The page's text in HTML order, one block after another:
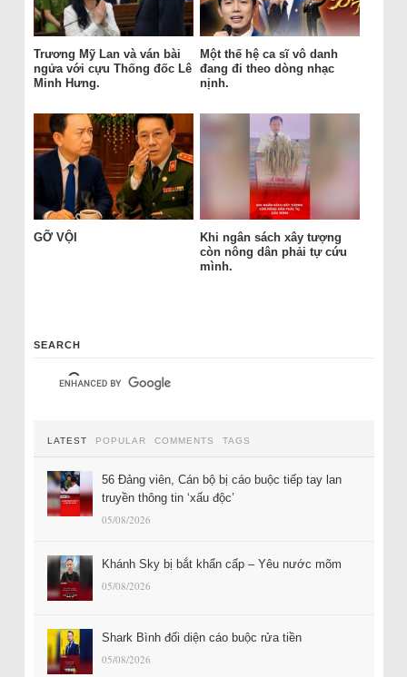
Trương Mỹ Lan và ván bài
ngửa với cựu Thống đốc Lê
Minh Hưng.
Một thế hệ ca sĩ vô danh
đang đi theo dòng nhạc
nịnh.
GỠ VỘI
Khi ngân sách xây tượng
còn nông dân phải tự cứu
mình.
SEARCH
LATEST POPULAR COMMENTS TAGS
56 Đảng viên, Cán bộ bị cáo buộc tiếp tay lan
truyền thông tin ‘xấu độc’
05/08/2026
Khánh Sky bị bắt khẩn cấp – Yêu nước mõm
05/08/2026
Shark Bình đối diện cáo buộc rửa tiền
05/08/2026